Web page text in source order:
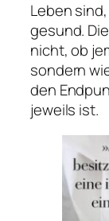
Leben
gesund.
nicht, ob
sondern
den
jeweils ist.